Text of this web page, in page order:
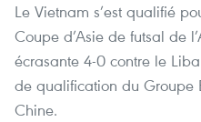
Le Vietnam s’est qualifié
Coupe d’Asie de futsal de
écrasante 4-0 contre le
de qualification du Groupe
Chine.